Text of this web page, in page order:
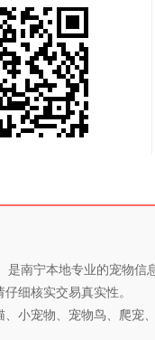
是南宁本地专业的宠物
细核实交易真实性。
、小宠物、宠物鸟、爬宠